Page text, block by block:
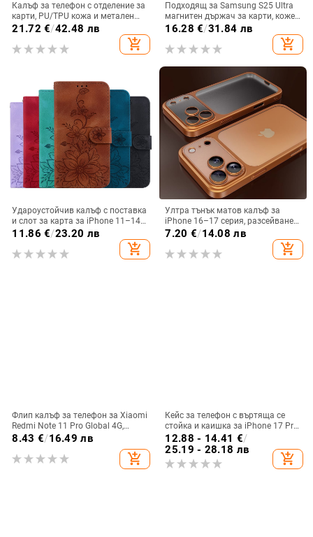
Калъф за телефон с отделение за
карти, PU/TPU кожа и метален
пръстен; ръчна изработка,
против изпускане, за Samsung
21.72 €/42.48 лв
add_shopping_cart
Подходящ за Samsung S25 Ultra
магнитен държач за карти, кожен
калъф S24Plus, защитен калъф,
разделен на части, калъф за
мобилен телефон Samsung
16.28 €/31.84 лв
add_shopping_cart
Удароустойчив калъф с поставка
и слот за карта за iPhone 11–14
Pro Max, изкуствена кожа,
11.86 €/23.20 лв
add_shopping_cart
Ултра тънък матов калъф за
iPhone 16–17 серия, разсейване
на топлината, пълно покритие,
удароустойчив и устойчив на
отпечатъци
7.20 €/14.08 лв
add_shopping_cart
Флип калъф за телефон за Xiaomi
Redmi Note 11 Pro Global 4G,
имитационна кожа, бизнес стил
8.43 €/16.49 лв
add_shopping_cart
Кейс за телефон с въртяща се
стойка и каишка за iPhone 17 Pro
Max, 16, 15 и iPhone 11
12.88 - 14.41 €/
25.19 - 28.18 лв
add_shopping_cart